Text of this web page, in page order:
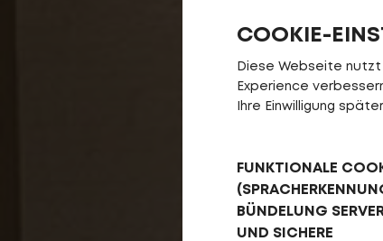
COOKIE-
Diese Webseite
Experience
Ihre Einwilligung
FUNKTIONALE
BÜNDELUNG
UND SICHERE